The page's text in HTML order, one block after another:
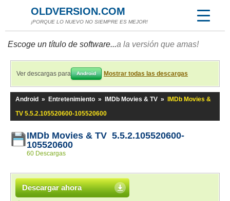
OLDVERSION.COM
¡PORQUE LO NUEVO NO SIEMPRE ES MEJOR!
Escoge un título de software...a la versión que amas!
Ver descargas para Android Mostrar todas las descargas
Android » Entretenimiento » IMDb Movies & TV »
IMDb Movies &
TV 5.5.2.105520600-105520600
IMDb Movies & TV 5.5.2.105520600-
105520600
60 Descargas
Descargar ahora